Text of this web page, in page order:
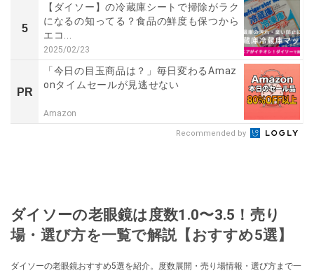
5
【ダイソー】の冷蔵庫シートで掃除がラク
になるの知ってる？食品の鮮度も保つから
エコ...
2025/02/23
PR
「今日の目玉商品は？」毎日変わるAmaz
onタイムセールが見逃せない
Amazon
Recommended by
ダイソーの老眼鏡は度数1.0〜3.5！売り
場・選び方を一覧で解説【おすすめ5選】
ダイソーの老眼鏡おすすめ5選を紹介。度数展開・売り場情報・選び方まで一